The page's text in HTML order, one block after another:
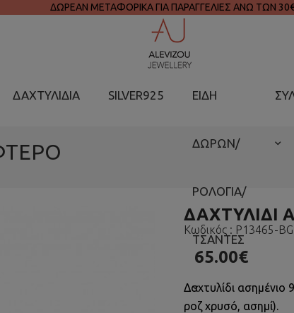
ΔΩΡΕΑΝ ΜΕΤΑΦΟΡΙΚΑ ΓΙΑ ΠΑΡΑΓΓΕΛΙΕΣ ΑΝΩ ΤΩΝ
ΔΑΧΤΥΛΙΔΙΑ SILVER925 ΕΙΔΗ
ΔΩΡΩΝ/
ΡΟΛΟΓΙΑ/
ΤΣΑΝΤΕΣ
ΔΑΧΤΥΛΙΔΙ
Κωδικός : P13465-BG
65.00€
Δαχτυλίδι
ροζ χρυσό, ασημί).